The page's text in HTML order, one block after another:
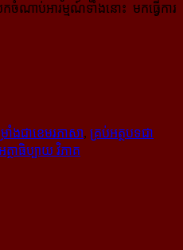
ចំណាប់អារម្មណ៍ទាំងនោះ មកធ្វើការ
ាំងជាខេមរភាសា, គ្រប់អត្ថបទជា
ត្ថាធិប្បាយ វិភាគ